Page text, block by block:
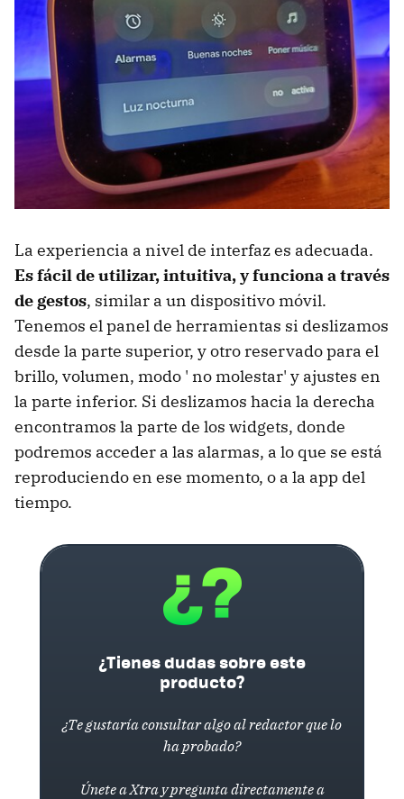
La experiencia a nivel de interfaz es adecuada.
Es fácil de utilizar, intuitiva, y funciona a través
de gestos, similar a un dispositivo móvil.
Tenemos el panel de herramientas si deslizamos
desde la parte superior, y otro reservado para el
brillo, volumen, modo ' no molestar' y ajustes en
la parte inferior. Si deslizamos hacia la derecha
encontramos la parte de los widgets, donde
podremos acceder a las alarmas, a lo que se está
reproduciendo en ese momento, o a la app del
tiempo.
¿Tienes dudas sobre este
producto?
¿Te gustaría consultar algo al redactor que lo
ha probado?
Únete a Xtra y pregunta directamente a